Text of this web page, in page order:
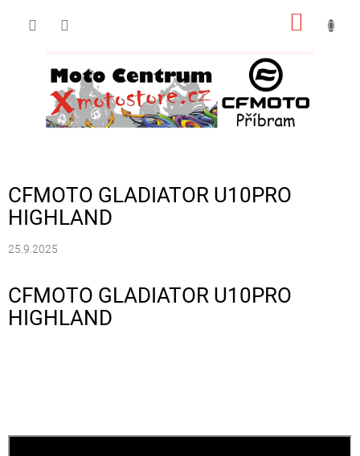
CFMOTO GLADIATOR U10PRO
HIGHLAND
25.9.2025
CFMOTO GLADIATOR U10PRO
HIGHLAND